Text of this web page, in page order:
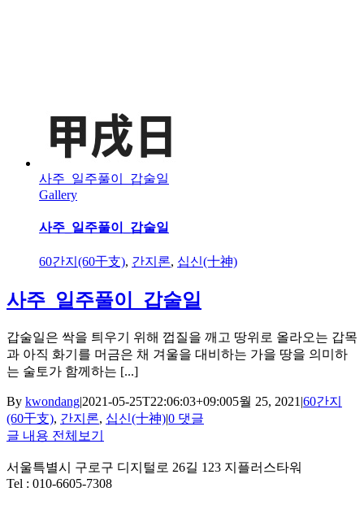
사주_일주풀이_갑술일
Gallery
사주_일주풀이_갑술일
60간지(60干支), 간지론, 십신(十神)
사주_일주풀이_갑술일
갑술일은 싹을 틔우기 위해 껍질을 깨고 땅위로 올라오는 갑목
과 아직 화기를 머금은 채 겨울을 대비하는 가을 땅을 의미하
는 술토가 함께하는 [...]
By kwondang|2021-05-25T22:06:03+09:005월 25, 2021 |60간지
(60干支), 간지론, 십신(十神)|0 댓글
글 내용 전체보기
서울특별시 구로구 디지털로 26길 123 지플러스타워
Tel : 010-6605-7308